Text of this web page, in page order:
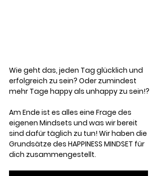
Wie geht das, jeden Tag glücklich und
erfolgreich zu sein? Oder zumindest
mehr Tage happy als unhappy zu sein!?
Am Ende ist es alles eine Frage des
eigenen Mindsets und was wir bereit
sind dafür täglich zu tun! Wir haben die
Grundsätze des HAPPINESS MINDSET für
dich zusammengestellt.